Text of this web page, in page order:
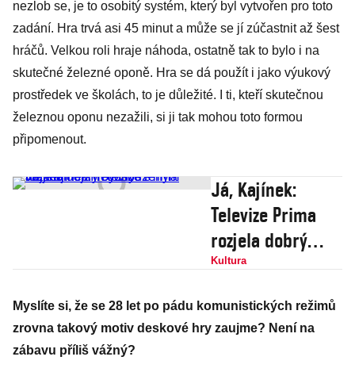
nezlob se, je to osobitý systém, který byl vytvořen pro toto
zadání. Hra trvá asi 45 minut a může se jí zúčastnit až šest
hráčů. Velkou roli hraje náhoda, ostatně tak to bylo i na
skutečné železné oponě. Hra se dá použít i jako výukový
prostředek ve školách, to je důležité. I ti, kteří skutečnou
železnou oponu nezažili, si ji tak mohou toto formou
připomenout.
Já, Kajínek:
Televize Prima
rozjela dobrý
byznys s
odsouzeným
vrahem
Kultura
Myslíte si, že se 28 let po pádu komunistických režimů
zrovna takový motiv deskové hry zaujme? Není na
zábavu příliš vážný?